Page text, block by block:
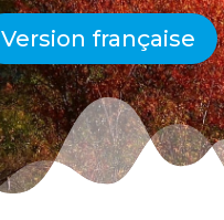
Version française